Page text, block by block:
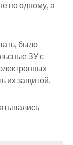
по одному, а
было
ЗУ с
их защитой.